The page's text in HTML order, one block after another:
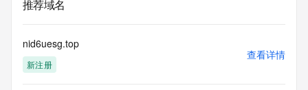
推荐域名
nid6uesg.top
新注册
查看详情